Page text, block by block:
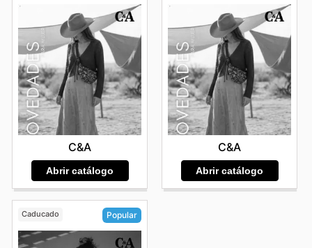
C&A
Abrir catálogo
C&A
Abrir catálogo
Caducado Popular